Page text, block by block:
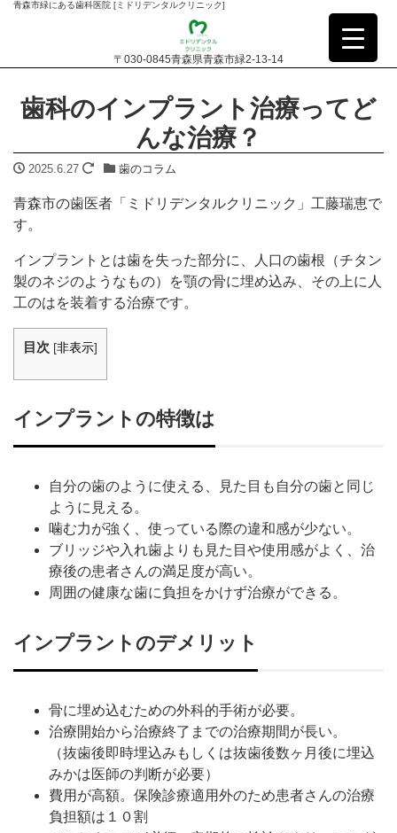
青森市緑にある歯科医院 [ミドリデンタルクリニック]
〒030-0845青森県青森市緑2-13-14
歯科のインプラント治療ってど
んな治療？
2025.6.27 歯のコラム
青森市の歯医者「ミドリデンタルクリニック」工藤瑞恵で
す。
インプラントとは歯を失った部分に、人口の歯根（チタン
製のネジのようなもの）を顎の骨に埋め込み、その上に人
工のはを装着する治療です。
目次 [非表示]
インプラントの特徴は
自分の歯のように使える、見た目も自分の歯と同じ
ように見える。
噛む力が強く、使っている際の違和感が少ない。
ブリッジや入れ歯よりも見た目や使用感がよく、治
療後の患者さんの満足度が高い。
周囲の健康な歯に負担をかけず治療ができる。
インプラントのデメリット
骨に埋め込むための外科的手術が必要。
治療開始から治療終了までの治療期間が長い。
（抜歯後即時埋込みもしくは抜歯後数ヶ月後に埋込
みかは医師の判断が必要）
費用が高額。保険診療適用外のため患者さんの治療
負担額は１０割